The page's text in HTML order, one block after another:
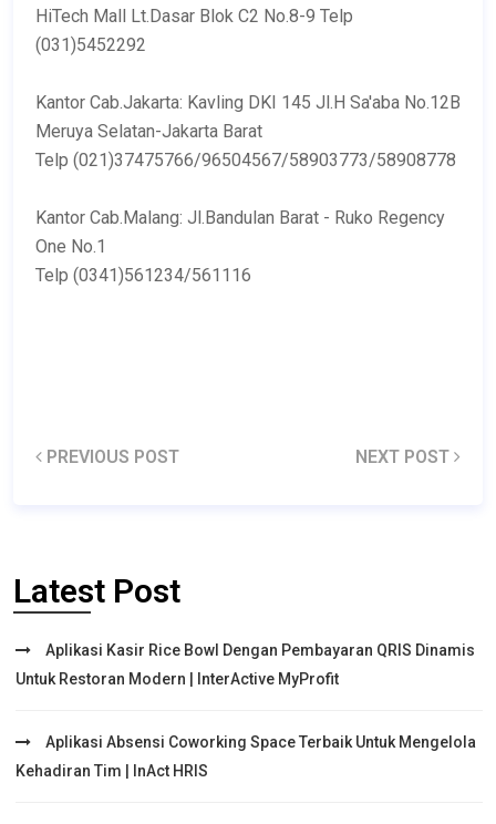
HiTech Mall Lt.Dasar Blok C2 No.8-9 Telp
(031)5452292
Kantor Cab.Jakarta: Kavling DKI 145 Jl.H Sa'aba No.12B
Meruya Selatan-Jakarta Barat
Telp (021)37475766/96504567/58903773/58908778
Kantor Cab.Malang: Jl.Bandulan Barat - Ruko Regency
One No.1
Telp (0341)561234/561116
PREVIOUS POST NEXT POST
Latest Post
Aplikasi Kasir Rice Bowl Dengan Pembayaran QRIS Dinamis
Untuk Restoran Modern | InterActive MyProfit
Aplikasi Absensi Coworking Space Terbaik Untuk Mengelola
Kehadiran Tim | InAct HRIS